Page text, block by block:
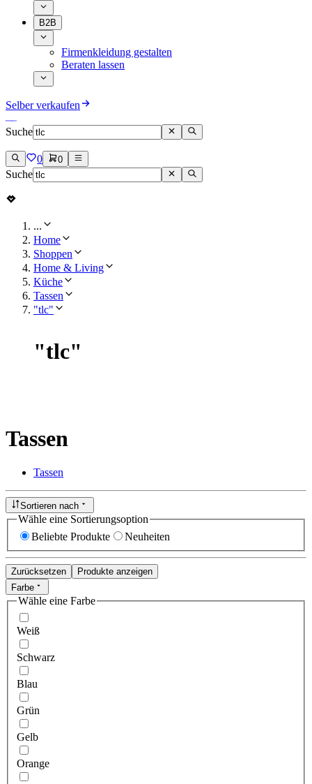
B2B
Firmenkleidung gestalten
Beraten lassen
Selber verkaufen
Suche
0 0
Suche
...
Home
Shoppen
Home & Living
Küche
Tassen
"tlc"
"tlc"
Tassen
Tassen
Sortieren nach
Wähle eine Sortierungsoption
Beliebte Produkte
Neuheiten
Zurücksetzen
Produkte anzeigen
Farbe
Wähle eine Farbe
Weiß
Schwarz
Blau
Grün
Gelb
Orange